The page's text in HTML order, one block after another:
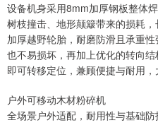
设备机身采用8mm加厚钢板整体
树枝撞击、地形颠簸带来的损耗
加厚越野轮胎，耐磨防滑且承重
也不易损坏，再加上优化的转向
即可转移定位，兼顾便捷与耐用，
户外可移动木材粉碎机
全场景户外适配，耐用性与基础防